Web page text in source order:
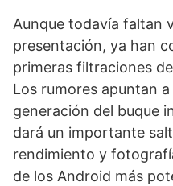
Aunque todavía faltan
presentación, ya han
primeras filtraciones
Los rumores apuntan
generación del buque
dará un importante
rendimiento y
de los Android más